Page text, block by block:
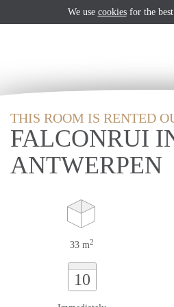
THIS ROOM IS RENTED
FALCONRUI
ANTWERPEN
33 m2
10
We use cookiesfor the best